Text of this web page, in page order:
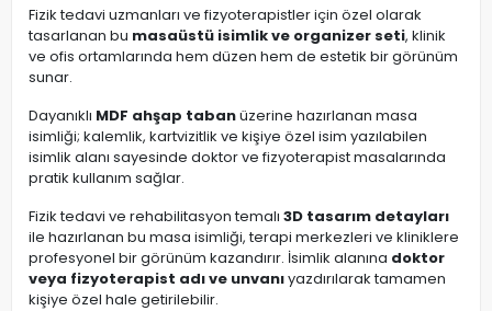
Fizik tedavi uzmanları ve fizyoterapistler için özel olarak
tasarlanan bu masaüstü isimlik ve organizer seti, klinik
ve ofis ortamlarında hem düzen hem de estetik bir görünüm
sunar.
Dayanıklı MDF ahşap tabanüzerine hazırlanan masa
isimliği; kalemlik, kartvizitlik ve kişiye özel isim yazılabilen
isimlik alanı sayesinde doktor ve fizyoterapist masalarında
pratik kullanım sağlar.
Fizik tedavi ve rehabilitasyon temalı 3D tasarım detayları
ile hazırlanan bu masa isimliği, terapi merkezleri ve kliniklere
profesyonel bir görünüm kazandırır. İsimlik alanına doktor
veya fizyoterapist adı ve unvanıyazdırılarak tamamen
kişiye özel hale getirilebilir.